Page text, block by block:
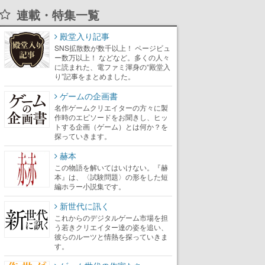
連載・特集一覧
殿堂入り記事
SNS拡散数が数千以上！ ページビュ
ー数万以上！ などなど。多くの人々
に読まれた、電ファミ渾身の“殿堂入
り”記事をまとめました。
ゲームの企画書
名作ゲームクリエイターの方々に製
作時のエピソードをお聞きし、ヒッ
トする企画（ゲーム）とは何か？を
探っていきます。
赫本
この物語を解いてはいけない。『赫
本』は、〈試験問題〉の形をした短
編ホラー小説集です。
新世代に訊く
これからのデジタルゲーム市場を担
う若きクリエイター達の姿を追い、
彼らのルーツと情熱を探っていきま
す。